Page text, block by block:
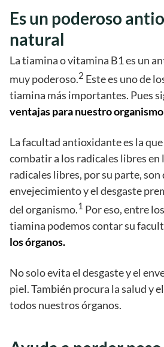
Es un poderoso
natural
La tiamina o vitamina B1 es un
muy poderoso.2 Este es uno de
tiamina más importantes. Pues
ventajas para nuestro organismo
La facultad antioxidante es la que
combatir a los radicales libres en
radicales libres, por su parte, son
envejecimiento y el desgaste
del organismo.1 Por eso, entre
tiamina podemos contar su
los órganos.
No solo evita el desgaste y el
piel. También procura la salud y
todos nuestros órganos.